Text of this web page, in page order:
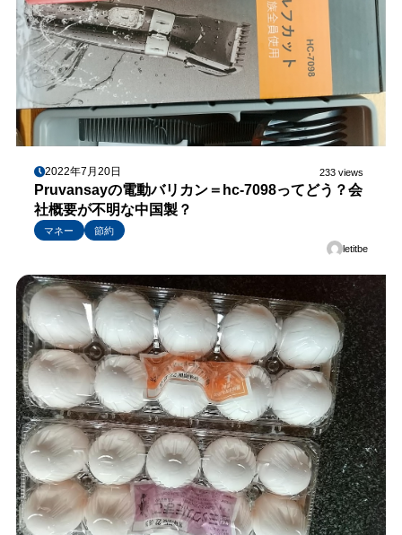
2022年7月20日 233 views
Pruvansayの電動バリカン＝hc-7098ってどう？会
社概要が不明な中国製？
マネー
節約
letitbe